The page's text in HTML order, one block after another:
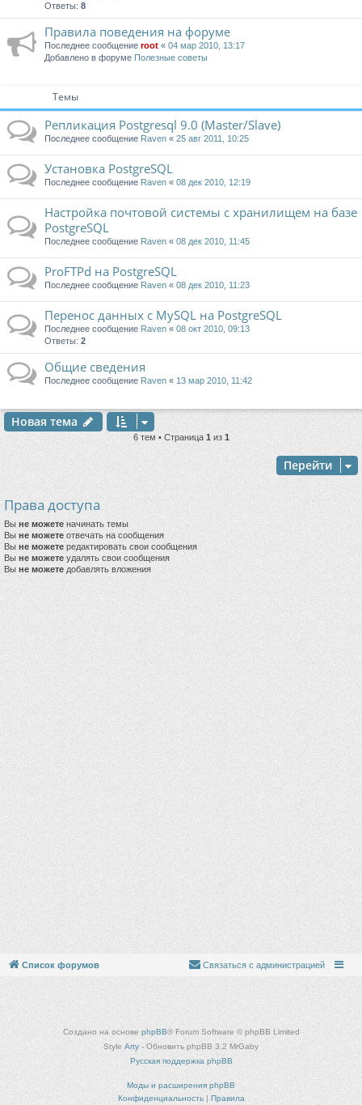
Ответы: 8
Правила поведения на форуме
Последнее сообщение root « 04 мар 2010, 13:17
Добавлено в форуме Полезные советы
Темы
Репликация Postgresql 9.0 (Master/Slave)
Последнее сообщение Raven « 25 авг 2011, 10:25
Установка PostgreSQL
Последнее сообщение Raven « 08 дек 2010, 12:19
Настройка почтовой системы c хранилищем на базе
PostgreSQL
Последнее сообщение Raven « 08 дек 2010, 11:45
ProFTPd на PostgreSQL
Последнее сообщение Raven « 08 дек 2010, 11:23
Перенос данных c MySQL на PostgreSQL
Последнее сообщение Raven « 08 окт 2010, 09:13
Ответы: 2
Общие сведения
Последнее сообщение Raven « 13 мар 2010, 11:42
Новая тема
6 тем • Страница 1 из 1
Перейти
Права доступа
Вы не можете начинать темы
Вы не можете отвечать на сообщения
Вы не можете редактировать свои сообщения
Вы не можете удалять свои сообщения
Вы не можете добавлять вложения
Список форумов Связаться с администрацией
Создано на основе phpBB® Forum Software © phpBB Limited
Style Arty - Обновить phpBB 3.2 MrGaby
Русская поддержка phpBB
Моды и расширения phpBB
Конфиденциальность| Правила